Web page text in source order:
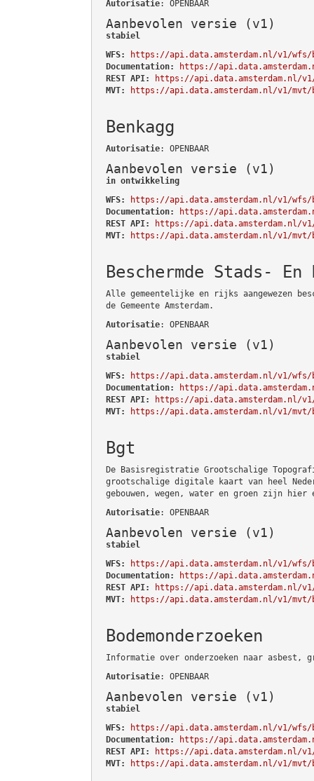
Autorisatie: OPENBAAR
Aanbevolen versie (v1)
stabiel
WFS:
https://api.data.amsterdam.nl/v1/wfs/
Documentation:
https://
REST API:
https://api.data.amsterdam.nl/
MVT:
https://api.data.amsterdam.nl/v1/mvt/
Benkagg
Autorisatie: OPENBAAR
Aanbevolen versie (v1)
in ontwikkeling
WFS:
https://api.data.amsterdam.nl/v1/wfs/
Documentation:
https://
REST API:
https://api.data.amsterdam.nl/v1/
MVT:
https://api.data.amsterdam.nl/v1/mvt/
Beschermde Stads-
Alle gemeentelijke en rijks aangewezen
de Gemeente Amsterdam.
Autorisatie: OPENBAAR
Aanbevolen versie (v1)
stabiel
WFS:
https://api.data.amsterdam.nl/v1/wfs/
Documentation:
https://
REST API:
https://api.data.amsterdam.nl/v1/
MVT:
https://api.data.amsterdam.nl/v1/mvt/
Bgt
De Basisregistratie Grootschalige
grootschalige digitale kaart van heel
gebouwen, wegen, water en groen zijn hier
Autorisatie: OPENBAAR
Aanbevolen versie (v1)
stabiel
WFS:
https://api.data.amsterdam.nl/v1/wfs/
Documentation:
https://
REST API:
https://api.data.amsterdam.nl/
MVT:
https://api.data.amsterdam.nl/v1/mvt/
Bodemonderzoeken
Informatie over onderzoeken naar asbest,
Autorisatie: OPENBAAR
Aanbevolen versie (v1)
stabiel
WFS:
https://api.data.amsterdam.nl/v1/wfs/
Documentation:
https://
REST API:
https://api.data.amsterdam.nl/v1/
MVT:
https://api.data.amsterdam.nl/v1/mvt/